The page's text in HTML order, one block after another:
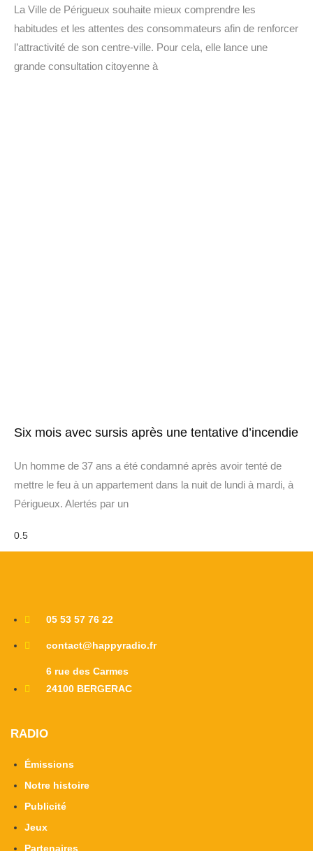
La Ville de Périgueux souhaite mieux comprendre les
habitudes et les attentes des consommateurs afin de renforcer
l’attractivité de son centre-ville. Pour cela, elle lance une
grande consultation citoyenne à
Six mois avec sursis après une tentative d’incendie
Un homme de 37 ans a été condamné après avoir tenté de
mettre le feu à un appartement dans la nuit de lundi à mardi, à
Périgueux. Alertés par un
05 53 57 76 22
contact@happyradio.fr
6 rue des Carmes
24100 BERGERAC
RADIO
Émissions
Notre histoire
Publicité
Jeux
Partenaires